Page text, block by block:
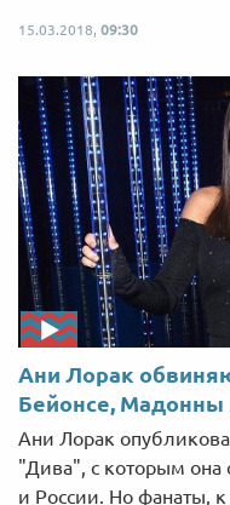
15.03.2018, 09:30
Ани Лорак
Бейонсе, Мадонны
Ани Лорак
"Дива", с которым она
и России. Но фанаты,